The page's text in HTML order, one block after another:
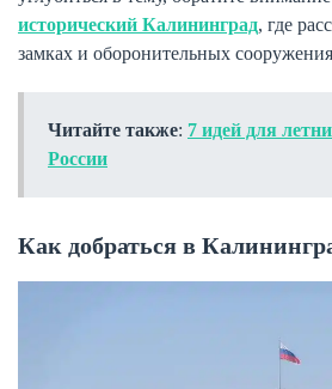
исторический Калининград, где
замках и оборонительных
Читайте также: 7 идей для
России
Как добраться в